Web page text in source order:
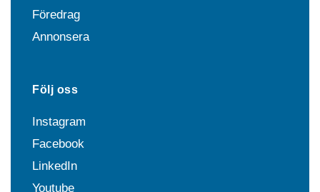
Föredrag
Annonsera
Följ oss
Instagram
Facebook
LinkedIn
Youtube